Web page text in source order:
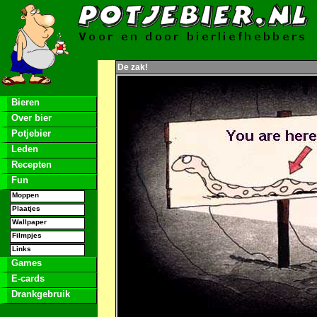
Bieren
Over bier
Potjebier
Leden
Recepten
Fun
Moppen
Plaatjes
Wallpaper
Filmpjes
Links
Games
E-cards
Drankgebruik
De zak!